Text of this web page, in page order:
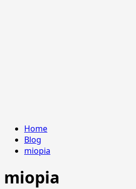
Home
Blog
miopia
miopia